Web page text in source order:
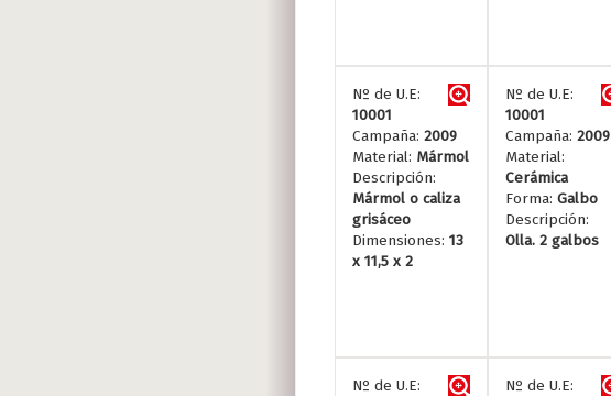
Nº de U.E:
10001
Campaña: 2009
Material: Mármol
Descripción:
Mármol o caliza
grisáceo
Dimensiones: 13
x 11,5 x 2
Nº de U.E:
10001
Campaña: 2009
Material:
Cerámica
Forma: Galbo
Descripción:
Olla. 2 galbos
Nº de U.E:
Nº de U.E: